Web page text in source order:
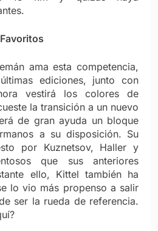
Favoritos
ama esta competencia,
ediciones, junto con
vestirá los colores de
la transición a un nuevo
de gran ayuda un bloque
a su disposición. Su
por Kuznetsov, Haller y
que sus anteriores
ello, Kittel también ha
lo vio más propenso a salir
ser la rueda de referencia.